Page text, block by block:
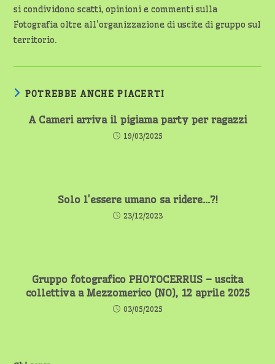
si condividono scatti, opinioni e commenti sulla
Fotografia oltre all'organizzazione di uscite di gruppo sul
territorio.
POTREBBE ANCHE PIACERTI
A Cameri arriva il pigiama party per ragazzi
19/03/2025
Solo l’essere umano sa ridere…?!
23/12/2023
Gruppo fotografico PHOTOCERRUS – uscita
collettiva a Mezzomerico (NO), 12 aprile 2025
03/05/2025